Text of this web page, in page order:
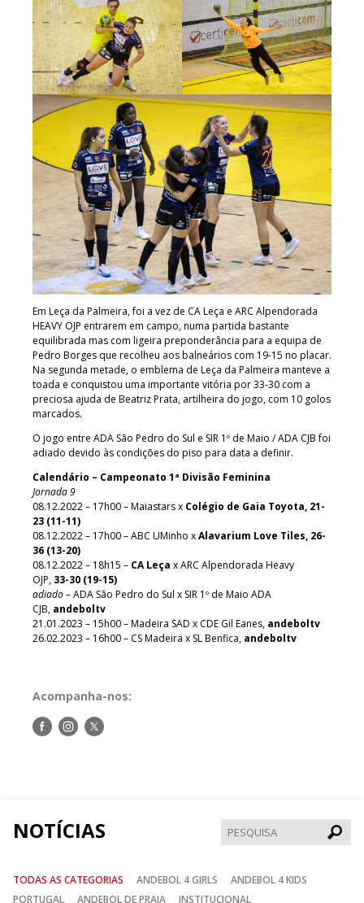
Em Leça da Palmeira, foi a vez de CA Leça e ARC Alpendorada
HEAVY OJP entrarem em campo, numa partida bastante
equilibrada mas com ligeira preponderância para a equipa de
Pedro Borges que recolheu aos balneários com 19-15 no placar.
Na segunda metade, o emblema de Leça da Palmeira manteve a
toada e conquistou uma importante vitória por 33-30 com a
preciosa ajuda de Beatriz Prata, artilheira do jogo, com 10 golos
marcados.
O jogo entre ADA São Pedro do Sul e SIR 1º de Maio / ADA CJB foi
adiado devido às condições do piso para data a definir.
Calendário – Campeonato 1ª Divisão Feminina
Jornada 9
08.12.2022 – 17h00 – Maiastars x Colégio de Gaia Toyota, 21-
23 (11-11)
08.12.2022 – 17h00 – ABC UMinho xAlavarium Love Tiles, 26-
36 (13-20)
08.12.2022 – 18h15 – CA Leça x ARC Alpendorada Heavy
OJP, 33-30 (19-15)
adiado– ADA São Pedro do Sul x SIR 1º de Maio ADA
CJB, andeboltv
21.01.2023 – 15h00 – Madeira SAD x CDE Gil Eanes, andeboltv
26.02.2023 – 16h00 – CS Madeira x SL Benfica, andeboltv
Acompanha-nos:
Siga-Siga-Siga-
NOTÍCIAS
TODAS AS CATEGORIAS ANDEBOL 4 GIRLS
ANDEBOL 4 KIDS
PORTUGAL
ANDEBOL DE PRAIA
INSTITUCIONAL